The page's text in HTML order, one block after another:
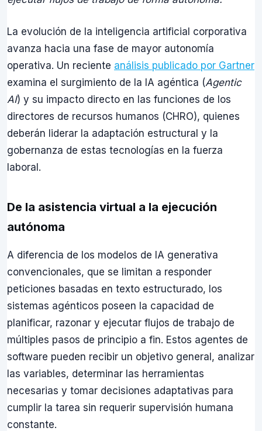
La evolución de la inteligencia artificial corporativa
avanza hacia una fase de mayor autonomía
operativa. Un reciente análisis publicado por Gartner
examina el surgimiento de la IA agéntica (Agentic
AI) y su impacto directo en las funciones de los
directores de recursos humanos (CHRO), quienes
deberán liderar la adaptación estructural y la
gobernanza de estas tecnologías en la fuerza
laboral.
De la asistencia virtual a la ejecución
autónoma
A diferencia de los modelos de IA generativa
convencionales, que se limitan a responder
peticiones basadas en texto estructurado, los
sistemas agénticos poseen la capacidad de
planificar, razonar y ejecutar flujos de trabajo de
múltiples pasos de principio a fin. Estos agentes de
software pueden recibir un objetivo general, analizar
las variables, determinar las herramientas
necesarias y tomar decisiones adaptativas para
cumplir la tarea sin requerir supervisión humana
constante.